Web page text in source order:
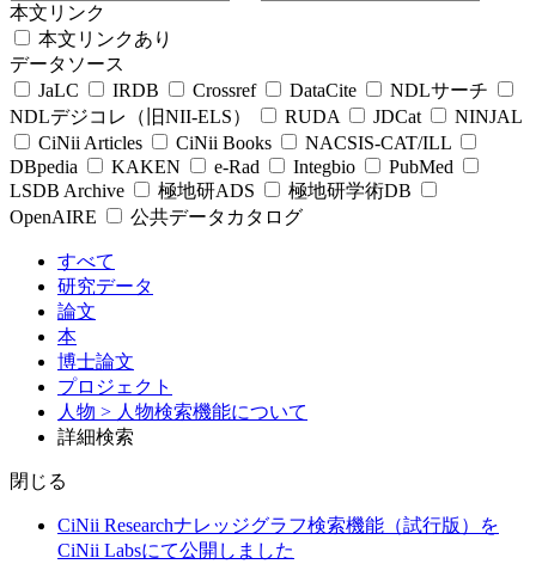
本文リンク
本文リンクあり
データソース
JaLC
IRDB Crossref DataCite
NDLサーチ
NDLデジコレ（旧NII-ELS）
RUDA JDCat
NINJAL
CiNii Articles
CiNii Books
NACSIS-CAT/ILL
DBpedia
KAKEN e-Rad Integbio
PubMed
LSDB Archive
極地研ADS
極地研学術DB
OpenAIRE
公共データカタログ
すべて
研究データ
論文
本
博士論文
プロジェクト
人物 > 人物検索機能について
詳細検索
閉じる
CiNii Researchナレッジグラフ検索機能（試行版）を
CiNii Labsにて公開しました